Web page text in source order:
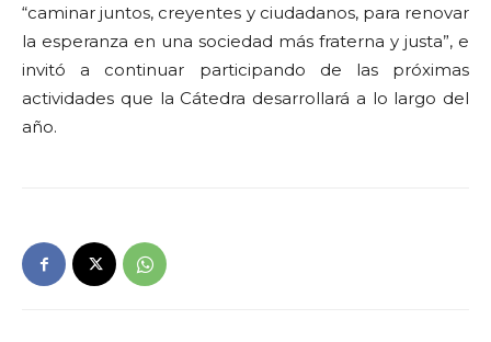
“caminar juntos, creyentes y ciudadanos, para renovar
la esperanza en una sociedad más fraterna y justa”, e
invitó a continuar participando de las próximas
actividades que la Cátedra desarrollará a lo largo del
año.